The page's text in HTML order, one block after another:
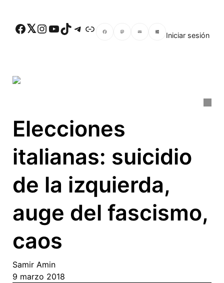
Facebook Twitter Instagram YouTube TikTok Telegram Enlace
Iniciar sesión
Elecciones
italianas: suicidio
de la izquierda,
auge del fascismo,
caos
Samir Amin
9 marzo 2018